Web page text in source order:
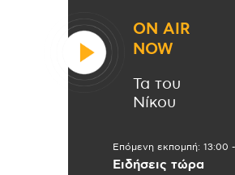
ON AIR
NOW
Τα του
Νίκου
Επόμενη εκπομπή: 13:00 -
Ειδήσεις τώρα